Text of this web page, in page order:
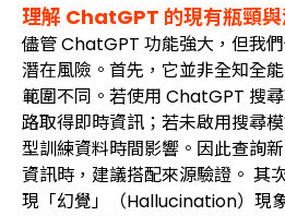
理解 ChatGPT 的現有瓶頸與
儘管 ChatGPT 功能強大，但我
潛在風險。首先，它並非全知全
範圍不同。若使用 ChatGPT 搜
路取得即時資訊；若未啟用搜尋
型訓練資料時間影響。因此查詢
資訊時，建議搭配來源驗證。 其
現「幻覺」（Hallucination）現